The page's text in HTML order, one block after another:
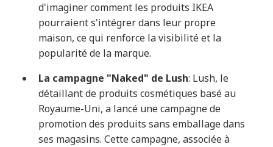
d'imaginer comment les produits IKEA
pourraient s'intégrer dans leur propre
maison, ce qui renforce la visibilité et la
popularité de la marque.
La campagne "Naked" de Lush: Lush, le
détaillant de produits cosmétiques basé au
Royaume-Uni, a lancé une campagne de
promotion des produits sans emballage dans
ses magasins. Cette campagne, associée à